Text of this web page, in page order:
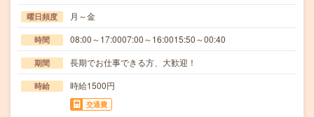
曜日頻度 月～金
時間 08:00～17:0007:00～16:0015:50～00:40
期間 長期でお仕事できる方、大歓迎！
時給 時給1500円
交通費